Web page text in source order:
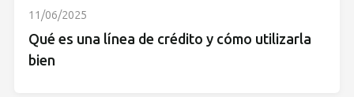
11/06/2025
Qué es una línea de crédito y cómo utilizarla
bien